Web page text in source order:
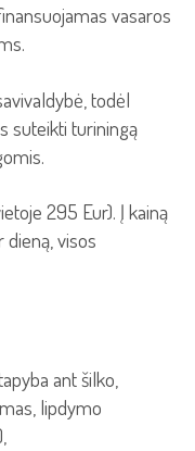
vasaros
todėl
suteikti turiningą
295 Eur). Į kainą
visos
ant šilko,
lipdymo